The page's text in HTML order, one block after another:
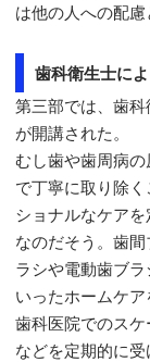
は他の人への配慮
歯科衛生士に
第三部では、歯
が開講された。
むし歯や歯周病
で丁寧に取り除
ショナルなケア
なのだそう。歯
ラシや電動歯ブ
いったホームケ
歯科医院でのス
などを定期的に受